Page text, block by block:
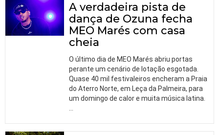
A verdadeira pista de
dança de Ozuna fecha
MEO Marés com casa
cheia
O último dia de MEO Marés abriu portas
perante um cenário de lotação esgotada.
Quase 40 mil festivaleiros encheram a Praia
do Aterro Norte, em Leça da Palmeira, para
um domingo de calor e muita música latina.